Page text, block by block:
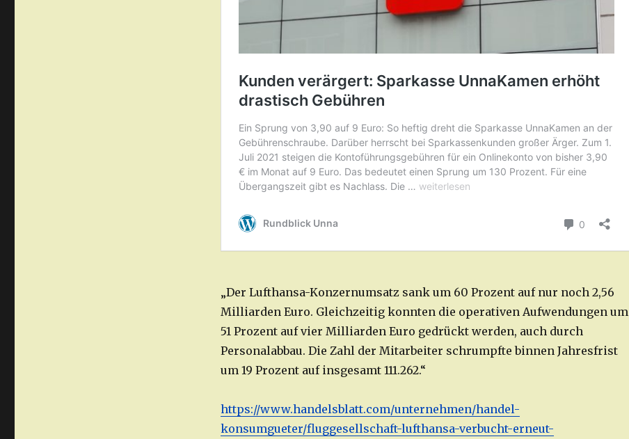
„Der Lufthansa-Konzernumsatz sank um 60 Prozent auf nur noch 2,56
Milliarden Euro. Gleichzeitig konnten die operativen Aufwendungen um
51 Prozent auf vier Milliarden Euro gedrückt werden, auch durch
Personalabbau. Die Zahl der Mitarbeiter schrumpfte binnen Jahresfrist
um 19 Prozent auf insgesamt 111.262.“
https://www.handelsblatt.com/unternehmen/handel-
konsumgueter/fluggesellschaft-lufthansa-verbucht-erneut-